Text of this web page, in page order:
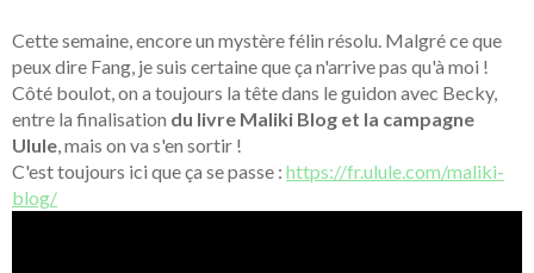
Cette semaine, encore un mystère félin résolu. Malgré ce que
peux dire Fang, je suis certaine que ça n'arrive pas qu'à moi !
Côté boulot, on a toujours la tête dans le guidon avec Becky,
entre la finalisation du livre Maliki Blog et la campagne
Ulule , mais on va s'en sortir !
C'est toujours ici que ça se passe : https://fr.ulule.com/maliki-
blog/